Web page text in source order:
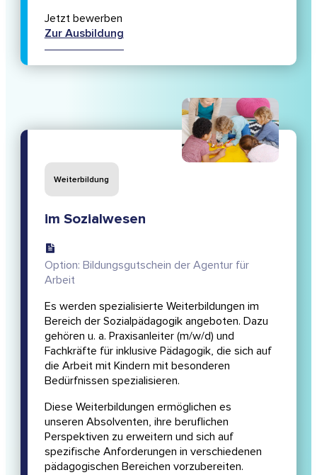
Jetzt bewerben
Zur Ausbildung
Weiterbildung
im Sozialwesen
Option: Bildungsgutschein der Agentur für
Arbeit
Es werden spezialisierte Weiterbildungen im
Bereich der Sozialpädagogik angeboten. Dazu
gehören u. a. Praxisanleiter (m/w/d) und
Fachkräfte für inklusive Pädagogik, die sich auf
die Arbeit mit Kindern mit besonderen
Bedürfnissen spezialisieren.
Diese Weiterbildungen ermöglichen es
unseren Absolventen, ihre beruflichen
Perspektiven zu erweitern und sich auf
spezifische Anforderungen in verschiedenen
pädagogischen Bereichen vorzubereiten.